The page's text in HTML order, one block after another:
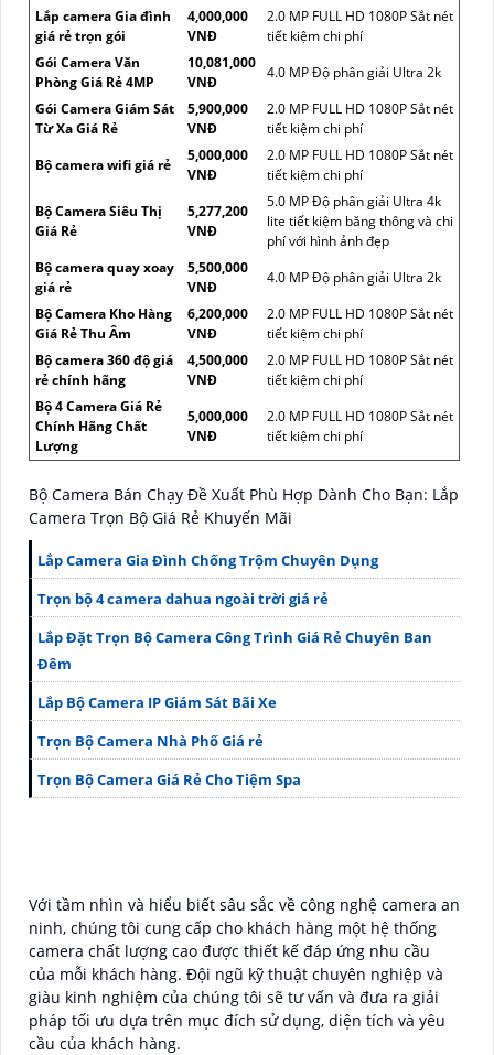
Lắp camera Gia đình
giá rẻ trọn gói
4,000,000
VNĐ
2.0 MP FULL HD 1080P Sắt nét
tiết kiệm chi phí
Gói Camera Văn
Phòng Giá Rẻ 4MP
10,081,000
VNĐ
4.0 MP Độ phân giải Ultra 2k
Gói Camera Giám Sát
Từ Xa Giá Rẻ
5,900,000
VNĐ
2.0 MP FULL HD 1080P Sắt nét
tiết kiệm chi phí
Bộ camera wifi giá rẻ
5,000,000
VNĐ
2.0 MP FULL HD 1080P Sắt nét
tiết kiệm chi phí
Bộ Camera Siêu Thị
Giá Rẻ
5,277,200
VNĐ
5.0 MP Độ phân giải Ultra 4k
lite tiết kiệm băng thông và chi
phí với hình ảnh đẹp
Bộ camera quay xoay
giá rẻ
5,500,000
VNĐ
4.0 MP Độ phân giải Ultra 2k
Bộ Camera Kho Hàng
Giá Rẻ Thu Âm
6,200,000
VNĐ
2.0 MP FULL HD 1080P Sắt nét
tiết kiệm chi phí
Bộ camera 360 độ giá
rẻ chính hãng
4,500,000
VNĐ
2.0 MP FULL HD 1080P Sắt nét
tiết kiệm chi phí
Bộ 4 Camera Giá Rẻ
Chính Hãng Chất
Lượng
5,000,000
VNĐ
2.0 MP FULL HD 1080P Sắt nét
tiết kiệm chi phí
Bộ Camera Bán Chạy Đề Xuất Phù Hợp Dành Cho Bạn: Lắp
Camera Trọn Bộ Giá Rẻ Khuyến Mãi
Lắp Camera Gia Đình Chống Trộm Chuyên Dụng
Trọn bộ 4 camera dahua ngoài trời giá rẻ
Lắp Đặt Trọn Bộ Camera Công Trình Giá Rẻ Chuyên Ban
Đêm
Lắp Bộ Camera IP Giám Sát Bãi Xe
Trọn Bộ Camera Nhà Phố Giá rẻ
Trọn Bộ Camera Giá Rẻ Cho Tiệm Spa
Với tầm nhìn và hiểu biết sâu sắc về công nghệ camera an
ninh, chúng tôi cung cấp cho khách hàng một hệ thống
camera chất lượng cao được thiết kế đáp ứng nhu cầu
của mỗi khách hàng. Đội ngũ kỹ thuật chuyên nghiệp và
giàu kinh nghiệm của chúng tôi sẽ tư vấn và đưa ra giải
pháp tối ưu dựa trên mục đích sử dụng, diện tích và yêu
cầu của khách hàng.